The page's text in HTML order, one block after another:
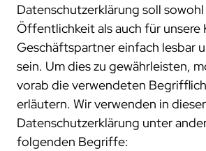
Datenschutzerklärung soll
Öffentlichkeit als auch für unsere
Geschäftspartner einfach lesbar
sein. Um dies zu gewährleisten,
vorab die verwendeten
erläutern. Wir verwenden in dieser
Datenschutzerklärung unter
folgenden Begriffe: